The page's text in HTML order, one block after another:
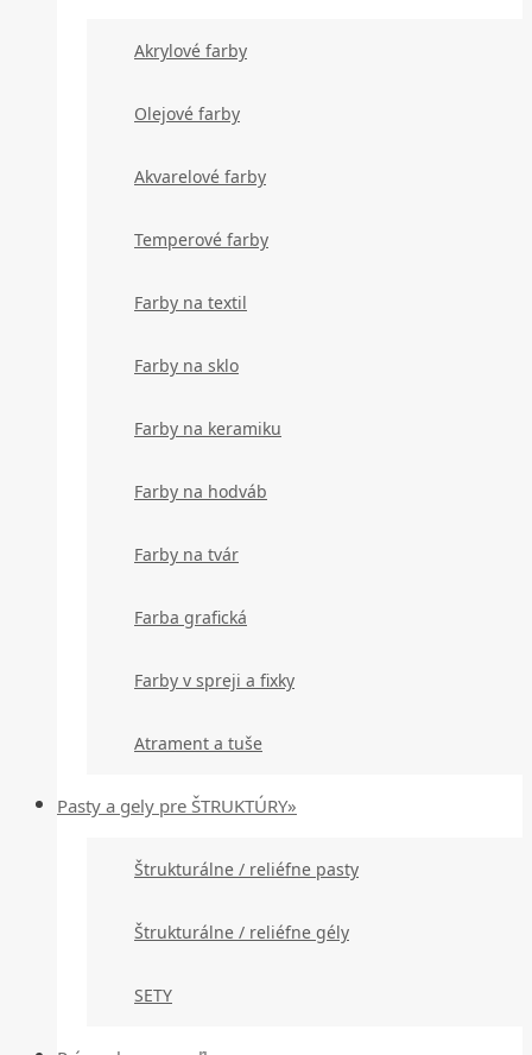
Akrylové farby
Olejové farby
Akvarelové farby
Temperové farby
Farby na textil
Farby na sklo
Farby na keramiku
Farby na hodváb
Farby na tvár
Farba grafická
Farby v spreji a fixky
Atrament a tuše
Pasty a gely pre ŠTRUKTÚRY»
Štrukturálne / reliéfne pasty
Štrukturálne / reliéfne gély
SETY